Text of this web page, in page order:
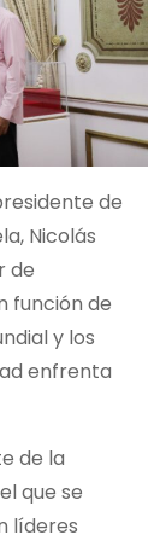
de
Nicolás
de
función de
y los
enfrenta
de la
que se
líderes